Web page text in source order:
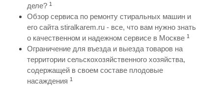
деле? 1
Обзор сервиса по ремонту стиральных машин и
его сайта stiralkarem.ru - все, что вам нужно знать
о качественном и надежном сервисе в Москве 1
Ограничение для въезда и выезда товаров на
территории сельскохозяйственного хозяйства,
содержащей в своем составе плодовые
насаждения 1